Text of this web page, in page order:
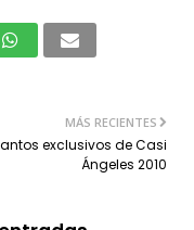
MÁS RECIENTES
exclusivos de Casi
Ángeles 2010